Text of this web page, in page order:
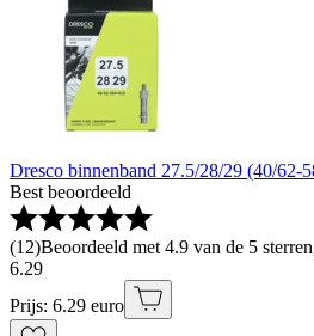
Dresco binnenband 27.5/28/29 (40/62-
Best beoordeeld
(12)Beoordeeld met 4.9 van de 5
6.29
Prijs: 6.29 euro